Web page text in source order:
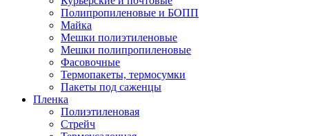
Полипропиленовые и БОПП
Майка
Мешки полиэтиленовые
Мешки полипропиленовые
Фасовочные
Термопакеты, термосумки
Пакеты под саженцы
Пленка
Полиэтиленовая
Стрейч